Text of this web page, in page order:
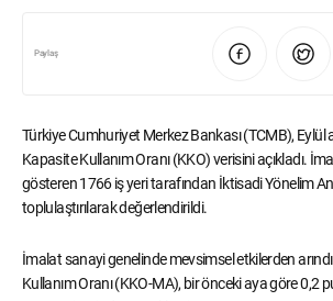
Paylaş
Türkiye Cumhuriyet Merkez Bankası (TCMB), Eylül
Kapasite Kullanım Oranı (KKO) verisini açıkladı.
gösteren 1766 iş yeri tarafından İktisadi Yönelim
toplulaştırılarak değerlendirildi.
İmalat sanayi genelinde mevsimsel etkilerden
Kullanım Oranı (KKO-MA), bir önceki aya göre 0,2